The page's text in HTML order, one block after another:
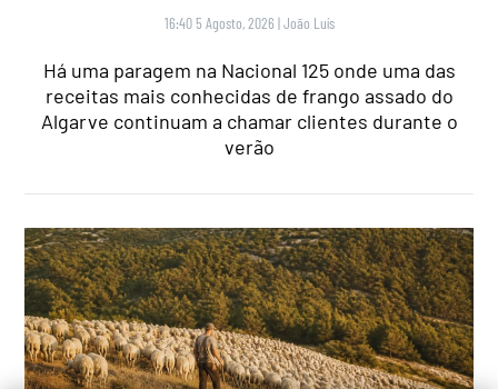
16:40 5 Agosto, 2026 |João Luís
Há uma paragem na Nacional 125 onde uma das
receitas mais conhecidas de frango assado do
Algarve continuam a chamar clientes durante o
verão